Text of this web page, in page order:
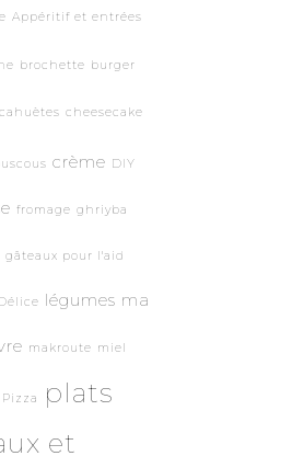
Appéritif et entrées
brochette burger
cheesecake
crème DIY
fromage ghriyba
gâteaux pour l'aid
légumes ma
makroute miel
Pizza
plats
et